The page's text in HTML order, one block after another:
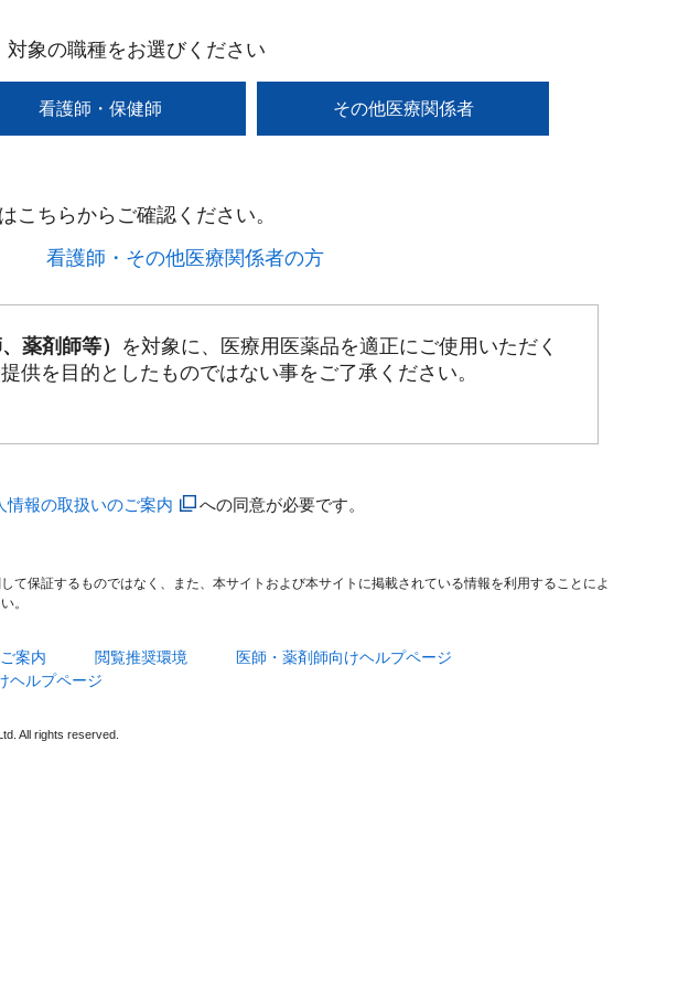
象の職種をお選びください
看護師・保健師 その他医療関係者
こちらからご確認ください。​
看護師・その他医療関係者の方​
薬剤師等） を対象に、医療用医薬品を適正にご使用いただく
供を目的としたものではない事をご了承ください。
情報の取扱いのご案内 への同意が必要です。
保証するものではなく、また、本サイトおよび本サイトに掲載されている情報を利用することによ
。
案内 閲覧推奨環境
医師・薬剤師向けヘルプページ
ヘルプページ
All rights reserved.